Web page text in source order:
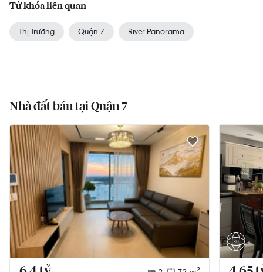
Từ khóa liên quan
Thị Trường Quận 7 River Panorama
Nhà đất bán tại Quận 7